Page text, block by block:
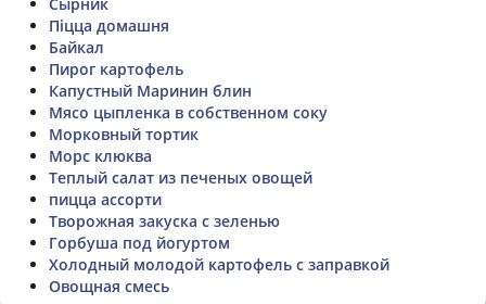
Піцца домашня
Байкал
Пирог картофель
Капустный Маринин блин
Мясо цыпленка в собственном соку
Морковный тортик
Морс клюква
Теплый салат из печеных овощей
пицца ассорти
Творожная закуска с зеленью
Горбуша под йогуртом
Холодный молодой картофель с заправкой
Овощная смесь